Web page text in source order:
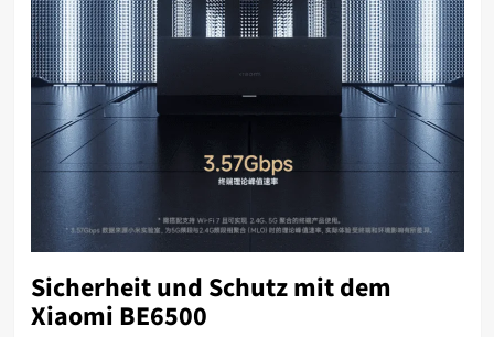
Sicherheit und Schutz mit dem
Xiaomi BE6500